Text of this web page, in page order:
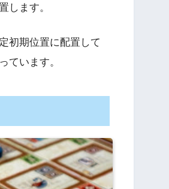
します。
初期位置に配置して
ています。